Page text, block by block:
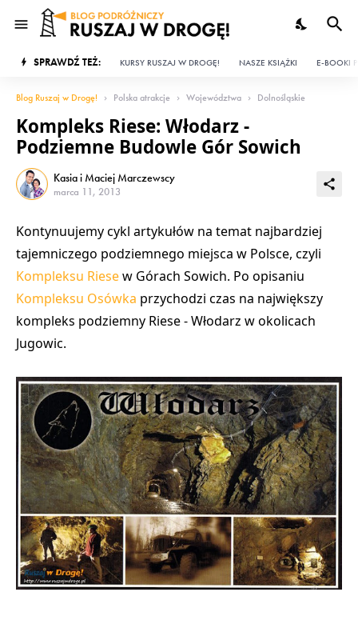
SPRAWDŹ TEŻ: KURSY RUSZAJ W DROGĘ! NASZE KSIĄŻKI E-BOOKI
Blog Ruszaj w Drogę! Polska atrakcje Województwa Dolnośląskie
Kompleks Riese: Włodarz -
Podziemne Budowle Gór Sowich
Kasia i Maciej Marczewscy
marca 11, 2013
Kontynuujemy cykl artykułów na temat najbardziej
tajemniczego podziemnego miejsca w Polsce, czyli
Kompleksu Riesew Górach Sowich. Po opisaniu
Kompleksu Osówka przychodzi czas na największy
kompleks podziemny Riese - Włodarz w okolicach
Jugowic.